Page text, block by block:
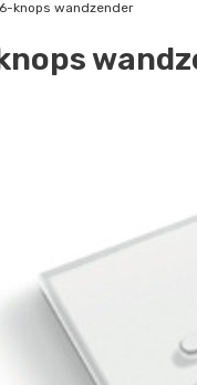
knops wandzender